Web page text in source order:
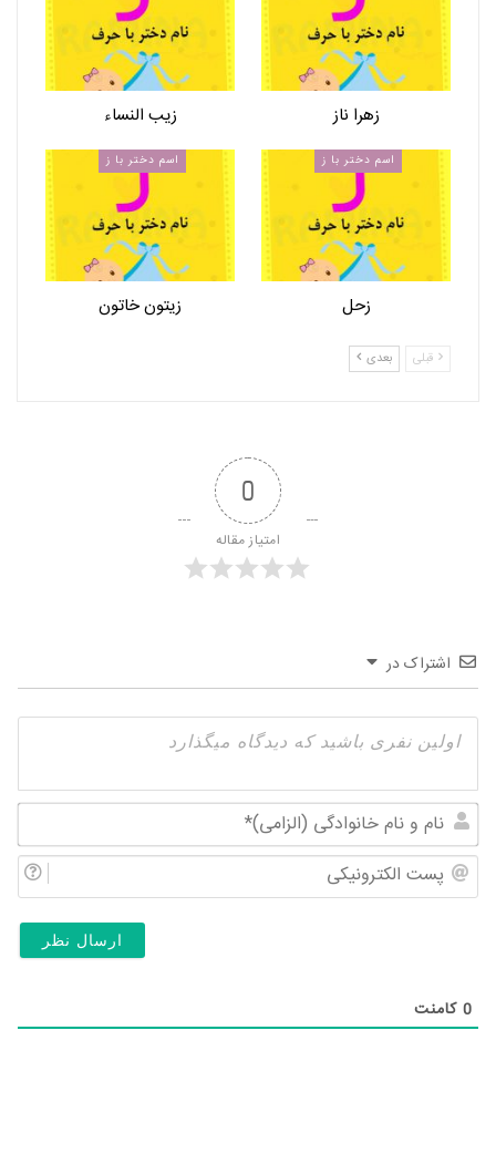
زهرا ناز زیب النساء
اسم دختر با ز
زحل
اسم دختر با ز
زیتون خاتون
قبلی بعدی
0
امتیاز مقاله
اشتراک در
و
0 کامنت